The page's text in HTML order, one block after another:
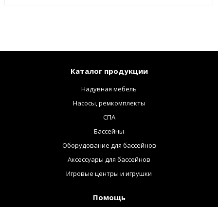
Каталог продукции
Надувная мебель
Насосы, ремкомплекты
СПА
Бассейны
Оборудование для бассейнов
Аксессуары для бассейнов
Игровые центры и игрушки
Помощь